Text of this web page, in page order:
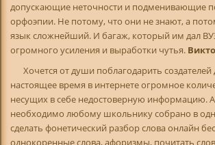
допускающие неточности и подменивающие
орфоэпии. Не потому, что они не знают, а
язык сложнейший. И багаж, который им дал
огромного усиления и выработки чутья.
Хочется от души поблагодарить создателей
настоящее время в интернете огромное
несущих в себе недостоверную информацию. А
необходимо любому школьнику собрано в
сделать фонетический разбор слова онлайн